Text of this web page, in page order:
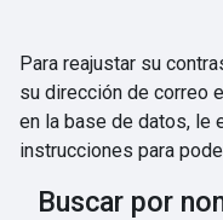
Para reajustar su
su dirección de correo
en la base de datos, le
instrucciones para
Buscar por
Buscar por